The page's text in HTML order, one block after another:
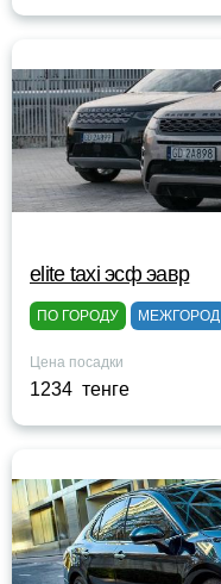
elite taxi эсф эавр
ПО ГОРОДУ МЕЖГОРОД
Цена посадки
1234 тенге